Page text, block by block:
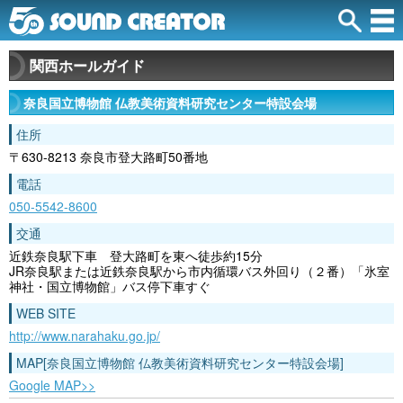
関西ホールガイド
奈良国立博物館 仏教美術資料研究センター特設会場
住所
〒630-8213 奈良市登大路町50番地
電話
050-5542-8600
交通
近鉄奈良駅下車 登大路町を東へ徒歩約15分
JR奈良駅または近鉄奈良駅から市内循環バス外回り（２番）「氷室
神社・国立博物館」バス停下車すぐ
WEB SITE
http://www.narahaku.go.jp/
MAP[奈良国立博物館 仏教美術資料研究センター特設会場]
Google MAP>>